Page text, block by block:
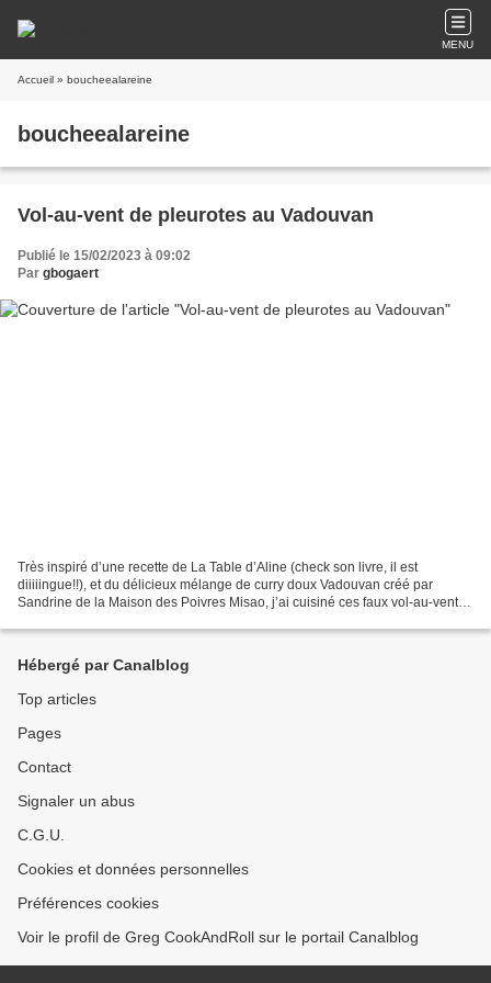
MENU
Accueil » boucheealareine
boucheealareine
Vol-au-vent de pleurotes au Vadouvan
Publié le 15/02/2023 à 09:02
Par gbogaert
Très inspiré d’une recette de La Table d’Aline (check son livre, il est
diiiiingue!!), et du délicieux mélange de curry doux Vadouvan créé par
Sandrine de la Maison des Poivres Misao, j’ai cuisiné ces faux vol-au-vent
Hébergé par Canalblog
Top articles
Pages
Contact
Signaler un abus
C.G.U.
Cookies et données personnelles
Préférences cookies
Voir le profil de Greg CookAndRoll sur le portail Canalblog